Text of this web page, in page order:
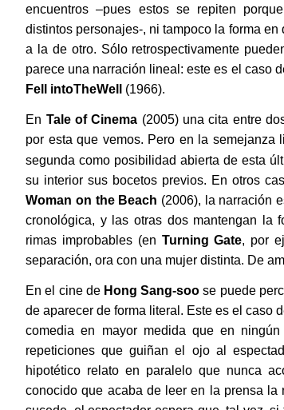
encuentros –pues estos se repiten
distintos personajes-, ni tampoco la forma
a la de otro. Sólo retrospectivamente
parece una narración lineal: este es el caso
Fell intoTheWell (1966).
En Tale of Cinema (2005) una cita entre
por esta que vemos. Pero en la semejanza
segunda como posibilidad abierta de esta
su interior sus bocetos previos. En otros
Woman on the Beach (2006), la narración
cronológica, y las otras dos mantengan la
rimas improbables (en Turning Gate, por
separación, ora con una mujer distinta. De
En el cine de Hong Sang-soo se puede
de aparecer de forma literal. Este es el caso
comedia en mayor medida que en
repeticiones que guiñan el ojo al
hipotético relato en paralelo que nunca
conocido que acaba de leer en la prensa